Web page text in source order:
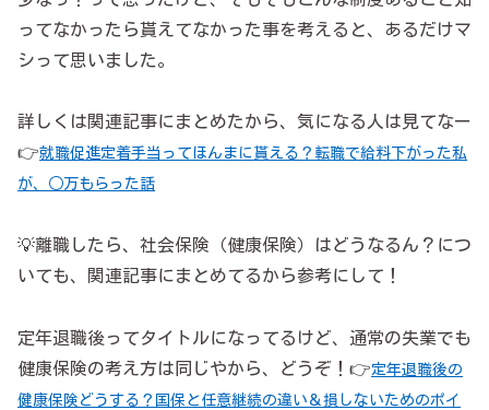
ってなかったら貰えてなかった事を考えると、あるだけマ
シって思いました。
詳しくは関連記事にまとめたから、気になる人は見てなー
👉就職促進定着手当ってほんまに貰える？転職で給料下がった私
が、○万もらった話
💡離職したら、社会保険（健康保険）はどうなるん？につ
いても、関連記事にまとめてるから参考にして！
定年退職後ってタイトルになってるけど、通常の失業でも
健康保険の考え方は同じやから、どうぞ！👉定年退職後の
健康保険どうする？国保と任意継続の違い＆損しないためのポイ